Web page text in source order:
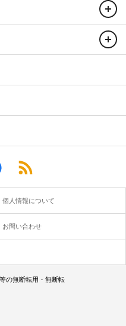
個人情報について
お問い合わせ
の無断転用・無断転